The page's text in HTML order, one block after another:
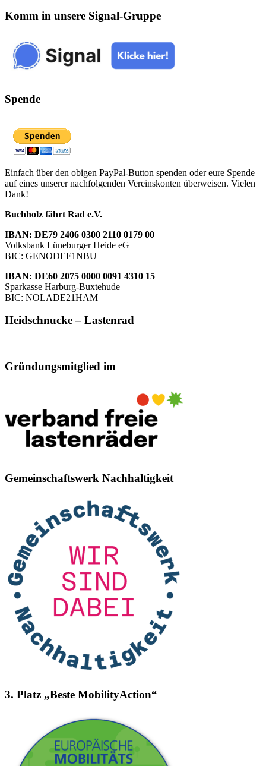
Komm in unsere Signal-Gruppe
Spende
Einfach über den obigen PayPal-Button spenden oder eure Spende
auf eines unserer nachfolgenden Vereinskonten überweisen. Vielen
Dank!
Buchholz fährt Rad e.V.
IBAN: DE79 2406 0300 2110 0179 00
Volksbank Lüneburger Heide eG
BIC: GENODEF1NBU
IBAN: DE60 2075 0000 0091 4310 15
Sparkasse Harburg-Buxtehude
BIC: NOLADE21HAM
Heidschnucke – Lastenrad
Gründungsmitglied im
Gemeinschaftswerk Nachhaltigkeit
3. Platz „Beste MobilityAction“